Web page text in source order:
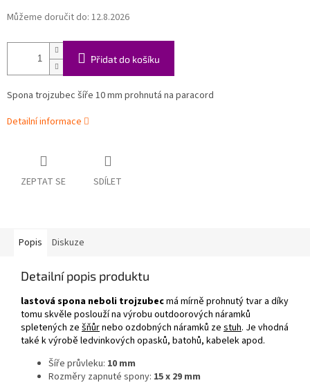
Můžeme doručit do: 12.8.2026
Přidat do košíku
Spona trojzubec šíře 10 mm prohnutá na paracord
Detailní informace
ZEPTAT SE SDÍLET
Popis Diskuze
Detailní popis produktu
lastová spona neboli trojzubecmá mírně prohnutý tvar a díky
tomu skvěle poslouží na výrobu outdoorových náramků
spletených ze šňůrnebo ozdobných náramků ze stuh. Je vhodná
také k výrobě ledvinkových opasků, batohů, kabelek apod.
Šíře průvleku: 10 mm
Rozměry zapnuté spony: 15 x 29 mm